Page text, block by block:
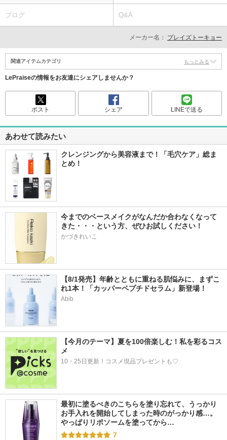
ブログ Q&A
メーカー名： プレイズトーキョー
関連アイテムカテゴリ もっとみる
LePraiseの情報をお友達にシェアしませんか？
ポスト シェア LINEで送る
あわせて読みたい
クレンジングから美容液まで！「毛穴ケア」総ま
とめ！
今までのベースメイクがなんだか合わなくなって
きた・・・という方、ぜひお試しください！
かづきれいこ
【8/1発売】年齢とともに重ねる肌悩みに、まずこ
れ1本！「カッパーペプチドセラム」新登場！
Abib
【今月のテーマ】夏を100倍楽しむ！私を彩るコス
メ
10・25日更新！コスメ現品プレゼントも♡
最初に塗るべきのこちらを塗り忘れて、うっかり
お手入れを開始してしまった時のがっかり感…。
やっぱりリポソームを塗ってから…
7